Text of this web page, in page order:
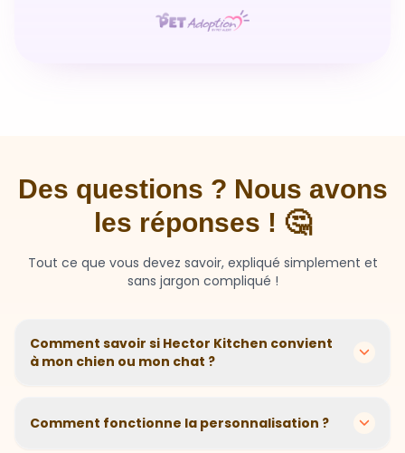
Des questions ? Nous avons
les réponses ! 🤔
Tout ce que vous devez savoir, expliqué simplement et
sans jargon compliqué !
Comment savoir si Hector Kitchen convient
à mon chien ou mon chat ?
recettes personnalisées selon l'âge, la race, le poids et
les sensibilités de votre compagnon. Si votre animal a
Comment fonctionne la personnalisation ?